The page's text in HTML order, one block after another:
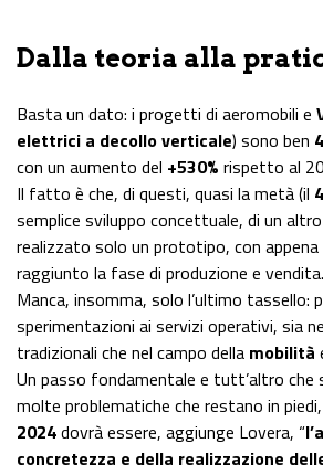
Dalla teoria alla
Basta un dato: i progetti di aeromobili e
elettrici a decollo verticale) sono ben
con un aumento del +530% rispetto al
Il fatto è che, di questi, quasi la metà (il
semplice sviluppo concettuale, di un altro
realizzato solo un prototipo, con appena
raggiunto la fase di produzione e vendita.
Manca, insomma, solo l’ultimo tassello:
sperimentazioni ai servizi operativi, sia
tradizionali che nel campo della mobilità
Un passo fondamentale e tutt’altro che
molte problematiche che restano in
2024dovrà essere, aggiunge Lovera, “
concretezza e della realizzazione